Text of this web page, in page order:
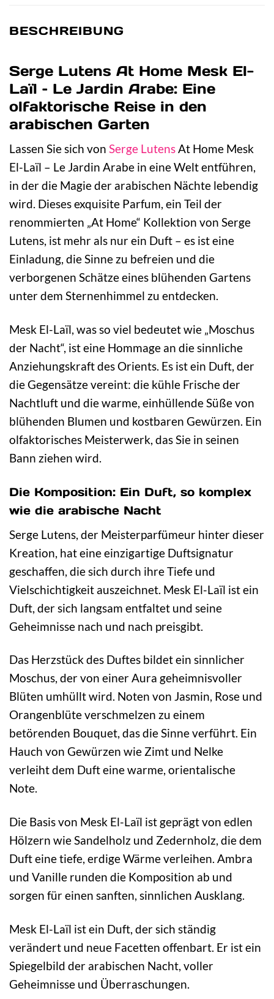
BESCHREIBUNG
Serge Lutens At Home Mesk El-
Laïl – Le Jardin Arabe: Eine
olfaktorische Reise in den
arabischen Garten
Lassen Sie sich von Serge LutensAt Home Mesk
El-Laïl – Le Jardin Arabe in eine Welt entführen,
in der die Magie der arabischen Nächte lebendig
wird. Dieses exquisite Parfum, ein Teil der
renommierten „At Home“ Kollektion von Serge
Lutens, ist mehr als nur ein Duft – es ist eine
Einladung, die Sinne zu befreien und die
verborgenen Schätze eines blühenden Gartens
unter dem Sternenhimmel zu entdecken.
Mesk El-Laïl, was so viel bedeutet wie „Moschus
der Nacht“, ist eine Hommage an die sinnliche
Anziehungskraft des Orients. Es ist ein Duft, der
die Gegensätze vereint: die kühle Frische der
Nachtluft und die warme, einhüllende Süße von
blühenden Blumen und kostbaren Gewürzen. Ein
olfaktorisches Meisterwerk, das Sie in seinen
Bann ziehen wird.
Die Komposition: Ein Duft, so komplex
wie die arabische Nacht
Serge Lutens, der Meisterparfümeur hinter dieser
Kreation, hat eine einzigartige Duftsignatur
geschaffen, die sich durch ihre Tiefe und
Vielschichtigkeit auszeichnet. Mesk El-Laïl ist ein
Duft, der sich langsam entfaltet und seine
Geheimnisse nach und nach preisgibt.
Das Herzstück des Duftes bildet ein sinnlicher
Moschus, der von einer Aura geheimnisvoller
Blüten umhüllt wird. Noten von Jasmin, Rose und
Orangenblüte verschmelzen zu einem
betörenden Bouquet, das die Sinne verführt. Ein
Hauch von Gewürzen wie Zimt und Nelke
verleiht dem Duft eine warme, orientalische
Note.
Die Basis von Mesk El-Laïl ist geprägt von edlen
Hölzern wie Sandelholz und Zedernholz, die dem
Duft eine tiefe, erdige Wärme verleihen. Ambra
und Vanille runden die Komposition ab und
sorgen für einen sanften, sinnlichen Ausklang.
Mesk El-Laïl ist ein Duft, der sich ständig
verändert und neue Facetten offenbart. Er ist ein
Spiegelbild der arabischen Nacht, voller
Geheimnisse und Überraschungen.